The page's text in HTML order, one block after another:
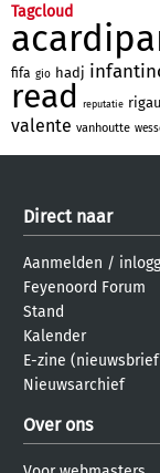
Tagcloud
fifa gio hadj
read reputatie
valente vanhoutte
Direct naar
Aanmelden /
Feyenoord Forum
Stand
Kalender
E-zine
Nieuwsarchief
Over ons